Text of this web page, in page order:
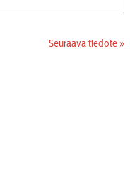
Seuraava tiedote »